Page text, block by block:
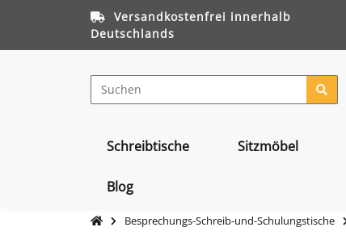
Versandkostenfrei innerhalb
Deutschlands
Schreibtische Sitzmöbel
Blog
Besprechungs-Schreib-und-Schulungstische